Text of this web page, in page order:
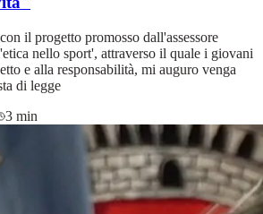
il progetto promosso dall'assessore
nello sport', attraverso il quale i giovani
e alla responsabilità, mi auguro venga
di legge
3 min